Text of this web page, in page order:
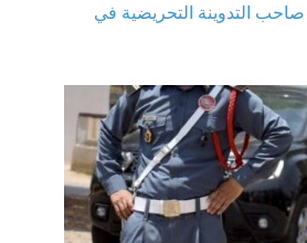
التدوينة التحريضية في